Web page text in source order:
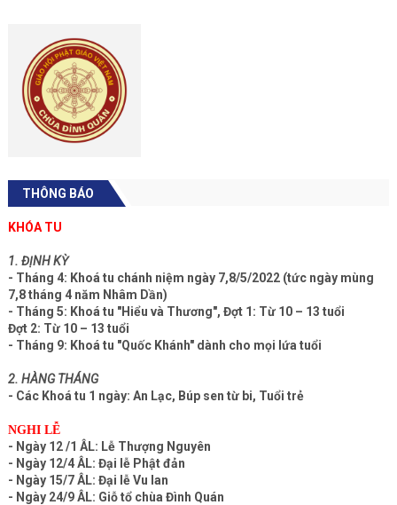
THÔNG BÁO
KHÓA TU
1. ĐỊNH KỲ
- Tháng 4: Khoá tu chánh niệm ngày 7,8/5/2022 (tức ngày mùng
7,8 tháng 4 năm Nhâm Dần)
- Tháng 5: Khoá tu "Hiểu và Thương", Đợt 1: Từ 10 – 13 tuổi
Đợt 2: Từ 10 – 13 tuổi
- Tháng 9: Khoá tu "Quốc Khánh" dành cho mọi lứa tuổi
2. HÀNG THÁNG
- Các Khoá tu 1 ngày: An Lạc, Búp sen từ bi, Tuổi trẻ
NGHI LỄ
- Ngày 12 /1 ÂL: Lễ Thượng Nguyên
- Ngày 12/4 ÂL: Đại lễ Phật đản
- Ngày 15/7 ÂL: Đại lễ Vu lan
- Ngày 24/9 ÂL: Giỗ tổ chùa Đình Quán